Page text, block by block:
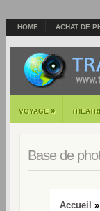
HOME ACHAT DE
VOYAGE »
Base de
Accueil »